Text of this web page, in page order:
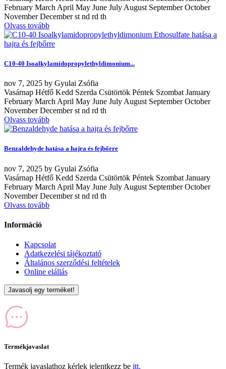
February March April May June July August September October
November December st nd rd th
Olvass tovább
C10-40 Isoalkylamidopropylethyldimonium...
nov 7, 2025 by Gyulai Zsófia
Vasárnap Hétfő Kedd Szerda Csütörtök Péntek Szombat January
February March April May June July August September October
November December st nd rd th
Olvass tovább
Benzaldehyde hatása a hajra és fejbőrre
nov 7, 2025 by Gyulai Zsófia
Vasárnap Hétfő Kedd Szerda Csütörtök Péntek Szombat January
February March April May June July August September October
November December st nd rd th
Olvass tovább
Információ
Kapcsolat
Adatkezelési tájékoztató
Általános szerződési feltételek
Online elállás
Javasolj egy terméket!
Termékjavaslat
Termék javaslathoz kérlek jelentkezz be itt.